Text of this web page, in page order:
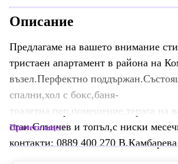
Описание
Предлагаме на вашето внимание
тристаен апартамент в района на
възел.Перфектно
спални,хол с бокс,баня-
тоалетна,пер.помещение,тераса на
стаи.Слънчев и топъл,с ниски
контакти: 0889 400 270 В.Камбарева
Прочети още